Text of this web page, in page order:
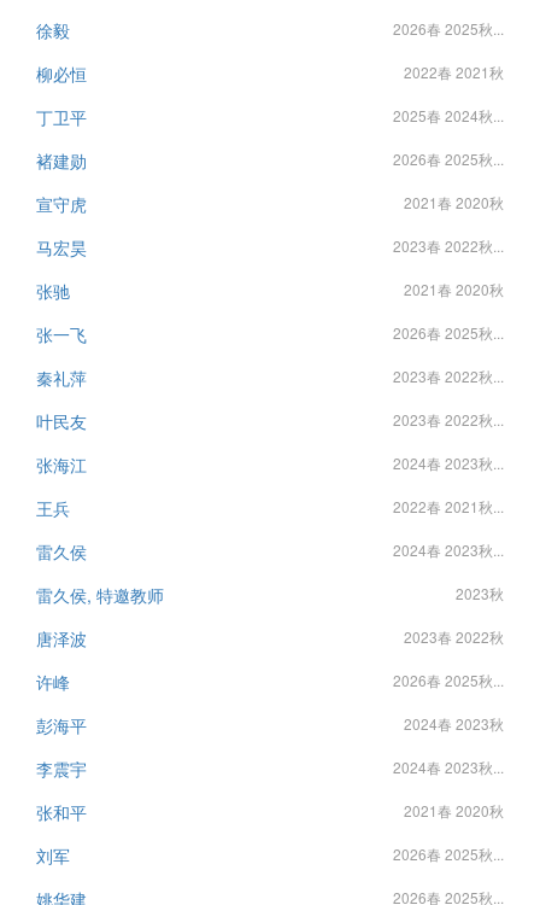
徐毅 2026春 2025秋...
柳必恒 2022春 2021秋
丁卫平 2025春 2024秋...
褚建勋 2026春 2025秋...
宣守虎 2021春 2020秋
马宏昊 2023春 2022秋...
张驰 2021春 2020秋
张一飞 2026春 2025秋...
秦礼萍 2023春 2022秋...
叶民友 2023春 2022秋...
张海江 2024春 2023秋...
王兵 2022春 2021秋...
雷久侯 2024春 2023秋...
雷久侯, 特邀教师 2023秋
唐泽波 2023春 2022秋
许峰 2026春 2025秋...
彭海平 2024春 2023秋
李震宇 2024春 2023秋...
张和平 2021春 2020秋
刘军 2026春 2025秋...
姚华建 2026春 2025秋...